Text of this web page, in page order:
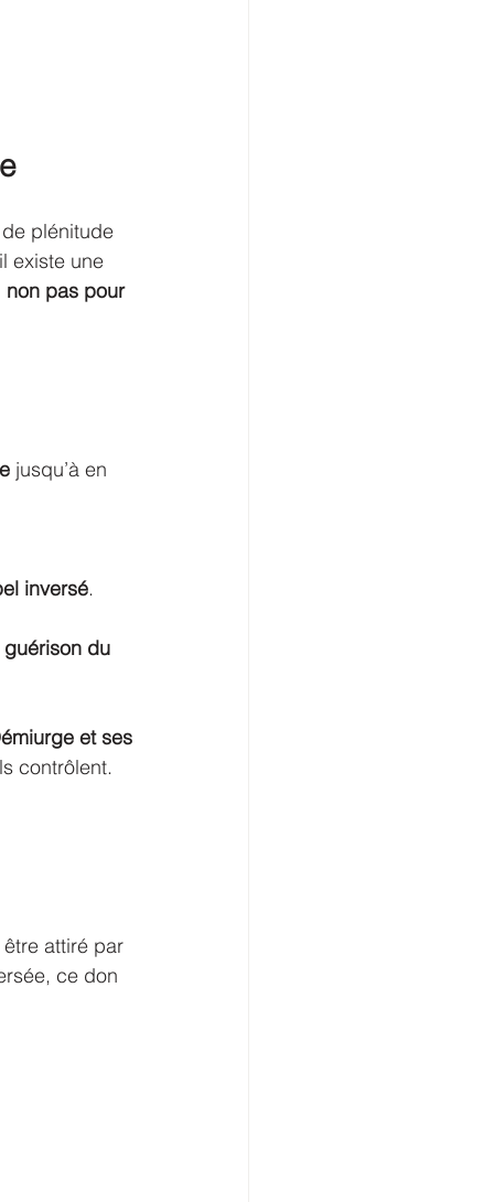
plénitude
existe une
non pas pour
jusqu’à en
inversé.
guérison du
et ses
contrôlent.
attiré par
ce don